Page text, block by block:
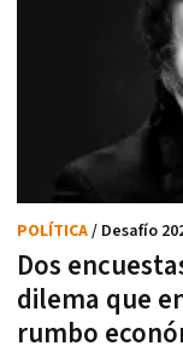
Dos
dilema que
rumbo
POLÍTICA/ Desafío